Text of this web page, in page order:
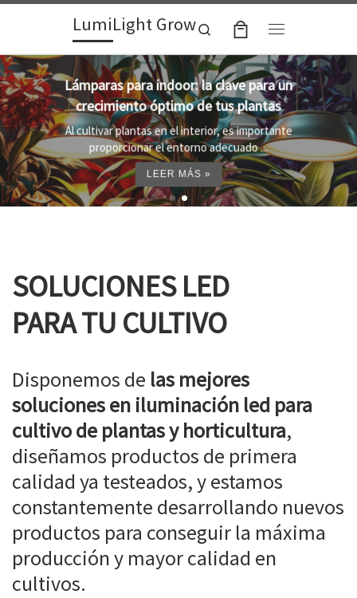
Skip to contentLumiLight Grow
Search
Lámparas para indoor: la clave para un
crecimiento óptimo de tus plantas
Al cultivar plantas en el interior, es importante
proporcionar el entorno adecuado ...
LEER MÁS »
SOLUCIONES LED
PARA TU CULTIVO
Disponemos de las mejores
soluciones en iluminación led para
cultivo de plantas y horticultura,
diseñamos productos de primera
calidad ya testeados, y estamos
constantemente desarrollando nuevos
productos para conseguir la máxima
producción y mayor calidad en
cultivos.